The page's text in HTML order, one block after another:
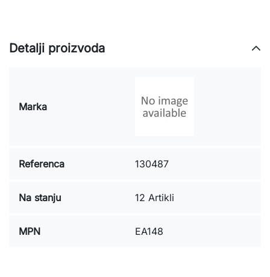
Detalji proizvoda
Marka
Referenca 130487
Na stanju 12 Artikli
MPN EA148